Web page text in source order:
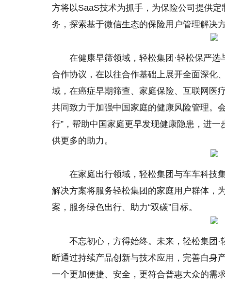
方将以SaaS技术为抓手，为保险公司提供
务，探索基于微信生态的保险用户管理解决
在健康早筛领域，轻松集团·轻松保严
合作协议，在以往合作基础上展开全面深化
域，在癌症早期筛查、家庭保险、互联网医
共同致力于加强中 国家庭的健康风险管理。
行”，帮助中 国家庭更早发现健康隐患，进一
供更多的助力。
在家庭出行领域，轻松集团与车车科技
解决方案将服务轻松集团的家庭用户群体，
案，服务绿色出行、助力“双碳”目标。
不忘初心 ，方得始终。未来，轻松集团
断通过持续产品创新与技术应用，完善自身
一个更加便捷、安全，更符合普惠大众的需